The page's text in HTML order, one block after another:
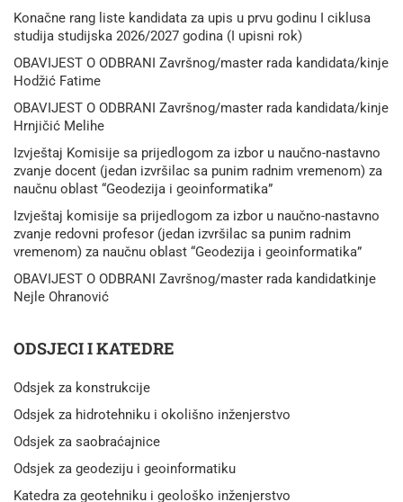
Konačne rang liste kandidata za upis u prvu godinu I ciklusa
studija studijska 2026/2027 godina (I upisni rok)
OBAVIJEST O ODBRANI Završnog/master rada kandidata/kinje
Hodžić Fatime
OBAVIJEST O ODBRANI Završnog/master rada kandidata/kinje
Hrnjičić Melihe
Izvještaj Komisije sa prijedlogom za izbor u naučno-nastavno
zvanje docent (jedan izvršilac sa punim radnim vremenom) za
naučnu oblast “Geodezija i geoinformatika”
Izvještaj komisije sa prijedlogom za izbor u naučno-nastavno
zvanje redovni profesor (jedan izvršilac sa punim radnim
vremenom) za naučnu oblast “Geodezija i geoinformatika”
OBAVIJEST O ODBRANI Završnog/master rada kandidatkinje
Nejle Ohranović
ODSJECI I KATEDRE
Odsjek za konstrukcije
Odsjek za hidrotehniku i okolišno inženjerstvo
Odsjek za saobraćajnice
Odsjek za geodeziju i geoinformatiku
Katedra za geotehniku i geološko inženjerstvo